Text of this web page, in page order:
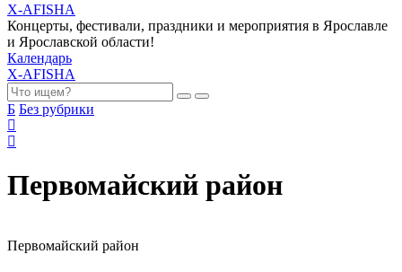
X-AFISHA
Концерты, фестивали, праздники и мероприятия в Ярославле
и Ярославской области!
Календарь
X-AFISHA
Б Без рубрики
Первомайский район
Первомайский район